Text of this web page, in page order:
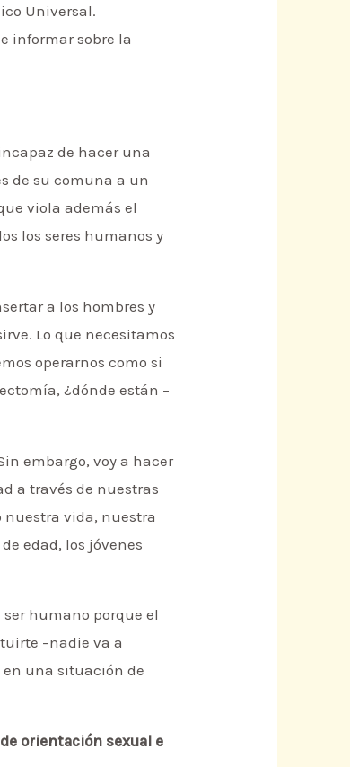
Universal.
informar sobre la
de hacer una
de su comuna a un
viola además el
los seres humanos y
a los hombres y
Lo que necesitamos
operarnos como si
¿dónde están –
embargo, voy a hacer
a través de nuestras
nuestra vida, nuestra
edad, los jóvenes
humano porque el
–nadie va a
una situación de
orientación sexual e